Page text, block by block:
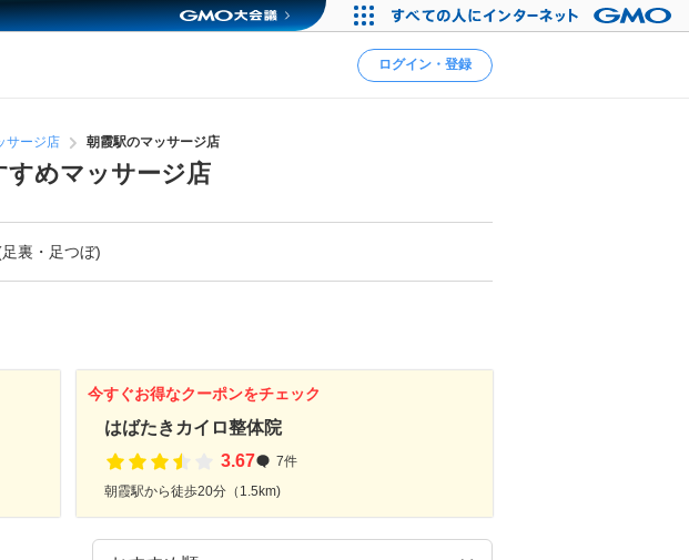
ログイン・登録
サージ店 朝霞駅のマッサージ店
すめマッサージ店
裏・足つぼ)
今すぐお得なクーポンをチェック
はばたきカイロ整体院
3.67
7件
朝霞駅から徒歩20分（1.5km)